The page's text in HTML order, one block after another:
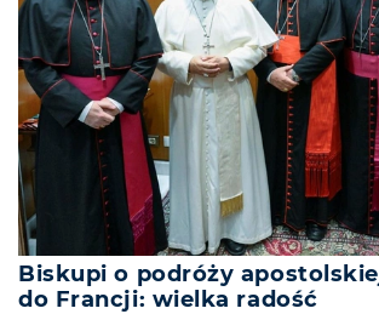
Biskupi o podróży
do Francji: wielka radość